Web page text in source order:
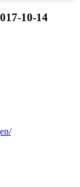
10-14